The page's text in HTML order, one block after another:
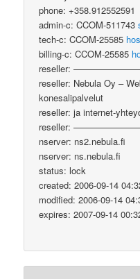
phone: +358.912552591
admin-c: CCOM-511743
tech-c: CCOM-25585
billing-c: CCOM-25585
reseller:
reseller: Nebula Oy –
konesalipalvelut
reseller: ja internet-
reseller:
nserver: ns2.nebula.fi
nserver: ns.nebula.fi
status: lock
created: 2006-09-14
modified: 2006-09-14
expires: 2007-09-14